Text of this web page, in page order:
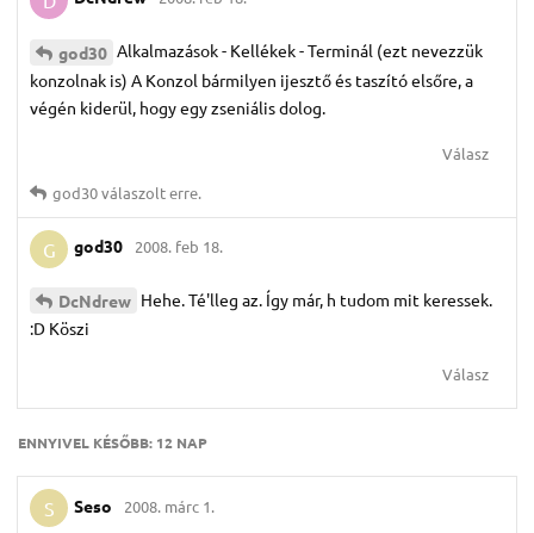
god30 Alkalmazások - Kellékek - Terminál (ezt nevezzük
konzolnak is) A Konzol bármilyen ijesztő és taszító elsőre, a
végén kiderül, hogy egy zseniális dolog.
Válasz
god30válaszolt erre.
G god30 2008. feb 18.
DcNdrew Hehe. Té'lleg az. Így már, h tudom mit keressek.
:D Köszi
Válasz
ENNYIVEL KÉSŐBB: 12 NAP
S Seso 2008. márc 1.